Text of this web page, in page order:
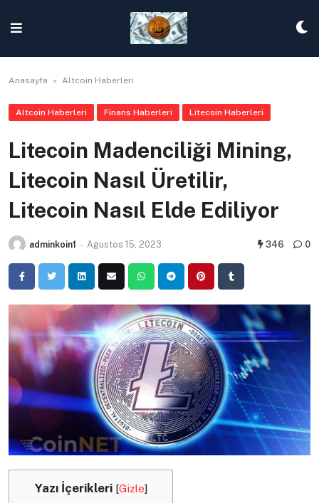
content
Anasayfa » Altcoin Haberleri
Altcoin Haberleri Finans Haberleri Litecoin Haberleri
Litecoin Madenciliği Mining,
Litecoin Nasıl Üretilir,
Litecoin Nasıl Elde Ediliyor
adminkoin1 - Ağustos 15, 2023 346 0
Yazı İçerikleri [Gizle]